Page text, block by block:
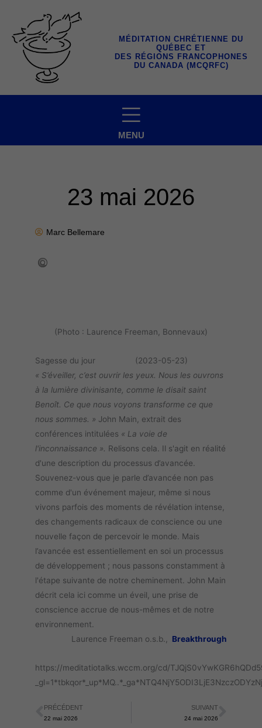
contenu
MÉDITATION CHRÉTIENNE DU
QUÉBEC ET
DES RÉGIONS FRANCOPHONES
DU CANADA (MCQRFC)
MENU
23 mai 2026
Marc Bellemare
(Photo : Laurence Freeman, Bonnevaux)
Sagesse du jour (2023-05-23)
« S’éveiller, c’est ouvrir les yeux. Nous les ouvrons
à la lumière divinisante, comme le disait saint
Benoît. Ce que nous voyons transforme ce que
nous sommes. » John Main, extrait des
conférences intitulées « La voie de
l'inconnaissance ». Relisons cela. Il s'agit en réalité
d'une description du processus d’avancée.
Souvenez-vous que je parle d’avancée non pas
comme d'un événement majeur, même si nous
vivons parfois des moments de révélation intense,
des changements radicaux de conscience ou une
nouvelle façon de percevoir le monde. Mais
l’avancée est essentiellement en soi un processus
de développement ; nous passons constamment à
l'étape suivante de notre cheminement. John Main
décrit cela ici comme un éveil, une prise de
conscience accrue de nous-mêmes et de notre
environnement.
Laurence Freeman o.s.b.,
Breakthrough
https://meditatiotalks.wccm.org/cd/
Précédent
PRÉCÉDENT
22 mai 2026
SUIVANT
24 mai 2026